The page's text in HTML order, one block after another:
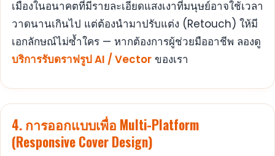
เมืองในอนาคตที่มีรายละเอียดแสงเงาที่มนุษย์อาจใช้เวลา
วาดนานเกินไป แต่ต้องนำมาปรับแต่ง (Retouch) ให้มี
เอกลักษณ์ไม่ซ้ำใคร — หากต้องการผู้ช่วยมืออาชีพ ลองดู
บริการรับดราฟรูป AI / Vector ของเรา
4. การออกแบบเพื่อ Multi-Platform
(Responsive Cover Design)